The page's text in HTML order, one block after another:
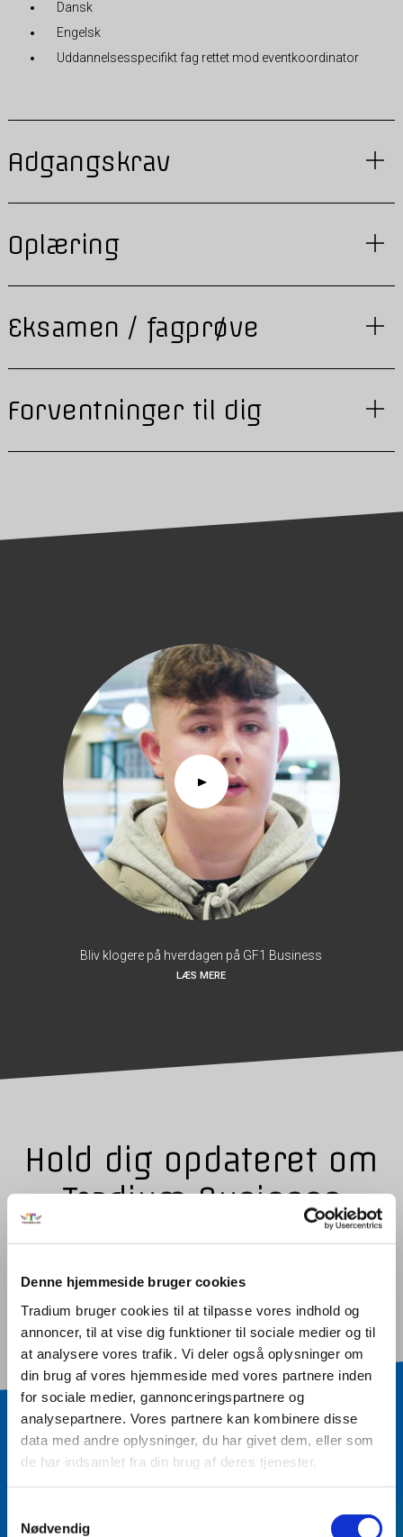
Denne hjemmeside bruger cookies
Tradium bruger cookies til at tilpasse vores indhold og
annoncer, til at vise dig funktioner til sociale medier og til
at analysere vores trafik. Vi deler også oplysninger om
din brug af vores hjemmeside med vores partnere inden
for sociale medier, gannonceringspartnere og
analysepartnere. Vores partnere kan kombinere disse
data med andre oplysninger, du har givet dem, eller som
de har indsamlet fra din brug af deres tjenester.
Nødvendig
Dansk
Engelsk
Uddannelsesspecifikt fag rettet mod eventkoordinator
Adgangskrav
Oplæring
Eksamen / fagprøve
Forventninger til dig
Bliv klogere på hverdagen på GF1 Business
LÆS MERE
Hold dig opdateret om
Tradium Business
BLIV KONTAKTET
Vil du vide mere?